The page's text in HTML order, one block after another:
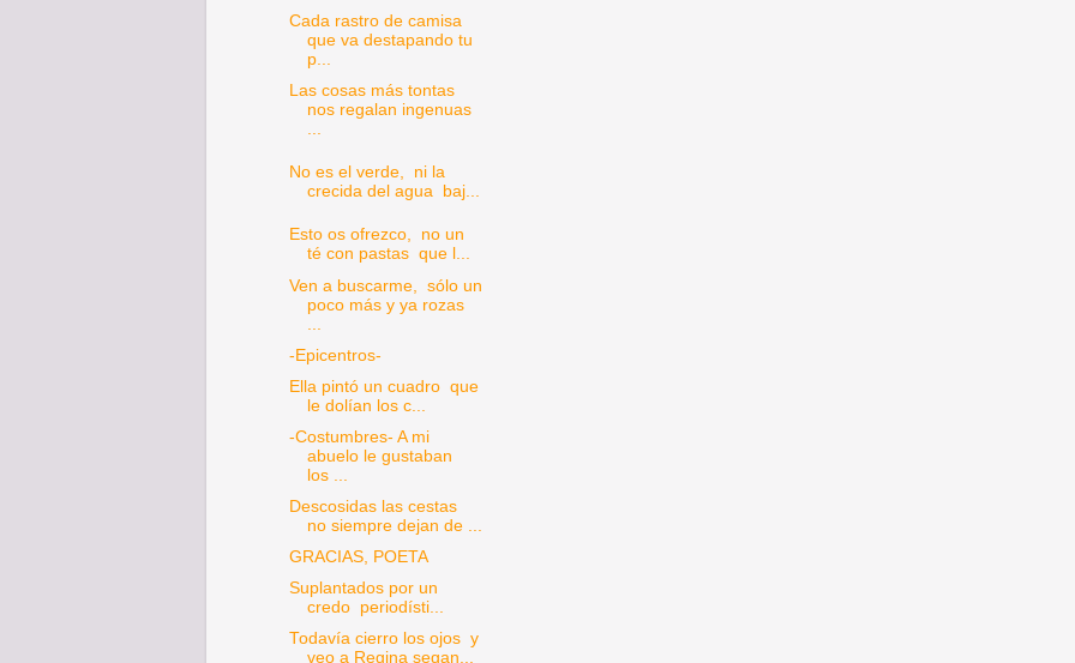
Cada rastro de camisa
que va destapando tu
p...
Las cosas más tontas
nos regalan ingenuas
No es el verde, ni la
crecida del agua baj...
Esto os ofrezco, no un
té con pastas que l...
Ven a buscarme, sólo un
poco más y ya rozas
-Epicentros-
Ella pintó un cuadro que
le dolían los c...
-Costumbres- A mi
abuelo le gustaban
los ...
Descosidas las cestas
no siempre dejan de ...
GRACIAS, POETA
Suplantados por un
credo periodísti...
Todavía cierro los ojos y
veo a Regina segan...